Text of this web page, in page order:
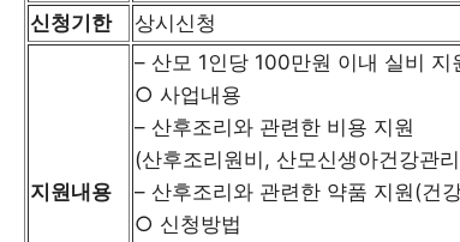
신청기한
상시신청
지원내용
– 산모 1인당 100만원 이내 실비 지
○ 사업내용
– 산후조리와 관련한 비용 지원
(산후조리원비, 산모신생아건강관
– 산후조리와 관련한 약품 지원(건
○ 신청방법